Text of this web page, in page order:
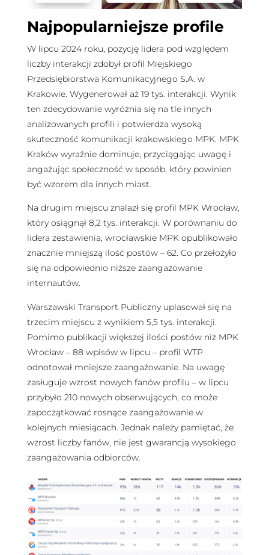
Najpopularniejsze profile
W lipcu 2024 roku, pozycję lidera pod względem
liczby interakcji zdobył profil Miejskiego
Przedsiębiorstwa Komunikacyjnego S.A. w
Krakowie. Wygenerował aż 19 tys. interakcji. Wynik
ten zdecydowanie wyróżnia się na tle innych
analizowanych profili i potwierdza wysoką
skuteczność komunikacji krakowskiego MPK. MPK
Kraków wyraźnie dominuje, przyciągając uwagę i
angażując społeczność w sposób, który powinien
być wzorem dla innych miast.
Na drugim miejscu znalazł się profil MPK Wrocław,
który osiągnął 8,2 tys. interakcji. W porównaniu do
lidera zestawienia, wrocławskie MPK opublikowało
znacznie mniejszą ilość postów – 62. Co przełożyło
się na odpowiednio niższe zaangażowanie
internautów.
Warszawski Transport Publiczny uplasował się na
trzecim miejscu z wynikiem 5,5 tys. interakcji.
Pomimo publikacji większej ilości postów niż MPK
Wrocław – 88 wpisów w lipcu – profil WTP
odnotował mniejsze zaangażowanie. Na uwagę
zasługuje wzrost nowych fanów profilu – w lipcu
przybyło 210 nowych obserwujących, co może
zapoczątkować rosnące zaangażowanie w
kolejnych miesiącach. Jednak należy pamiętać, że
wzrost liczby fanów, nie jest gwarancją wysokiego
zaangażowania odbiorców.